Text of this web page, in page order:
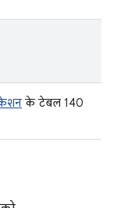
के टेबल 140